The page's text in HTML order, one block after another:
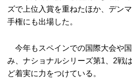
ズで上位入賞を重ねたほか、デン
手権にも出場した。
今年もスペインでの国際大会や
み、ナショナルシリーズ第1、2戦
ど着実に力をつけている。